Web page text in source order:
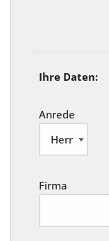
Ihre Daten:
Anrede
Firma